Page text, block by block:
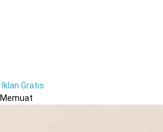
Iklan Gratis
Memuat